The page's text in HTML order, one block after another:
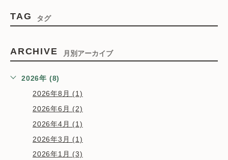
TAG タグ
ARCHIVE 月別アーカイブ
2026年 (8)
2026年8月 (1)
2026年6月 (2)
2026年4月 (1)
2026年3月 (1)
2026年1月 (3)